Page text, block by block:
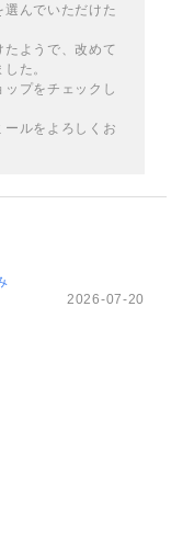
んでいただけた
ようで、改めて
た。
プをチェックし
ルをよろしくお
2026-07-20